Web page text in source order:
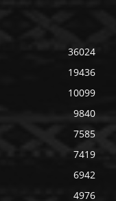
36024
19436
10099
9840
7585
7419
6942
4976